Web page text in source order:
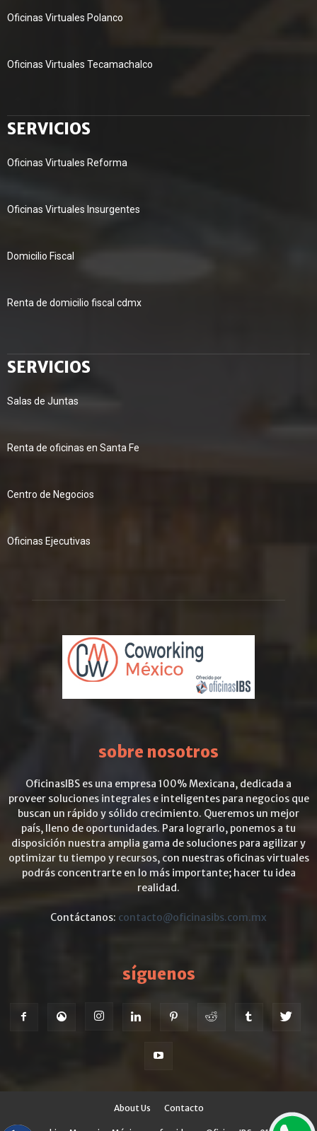
Oficinas Virtuales Polanco
Oficinas Virtuales Tecamachalco
SERVICIOS
Oficinas Virtuales Reforma
Oficinas Virtuales Insurgentes
Domicilio Fiscal
Renta de domicilio fiscal cdmx
SERVICIOS
Salas de Juntas
Renta de oficinas en Santa Fe
Centro de Negocios
Oficinas Ejecutivas
sobre nosotros
OficinasIBS es una empresa 100% Mexicana, dedicada a
proveer soluciones integrales e inteligentes para negocios que
buscan un rápido y sólido crecimiento. Queremos un mejor
país, lleno de oportunidades. Para lograrlo, ponemos a tu
disposición nuestra amplia gama de soluciones para agilizar y
optimizar tu tiempo y recursos, con nuestras oficinas virtuales
podrás concentrarte en lo más importante; hacer tu idea
realidad.
Contáctanos: contacto@oficinasibs.com.mx
síguenos
About Us Contacto